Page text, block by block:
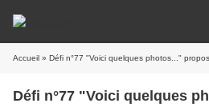
Accueil » Défi n°77 "Voici quelques photos..." proposé
Défi n°77 "Voici quelques